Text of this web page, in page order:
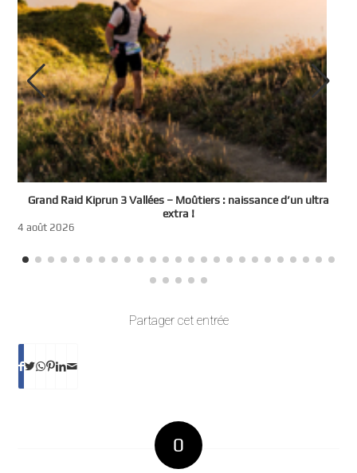
Grand Raid Kiprun 3 Vallées – Moûtiers : naissance d’un ultra
extra !
4 août 2026
Partager cet entrée
0